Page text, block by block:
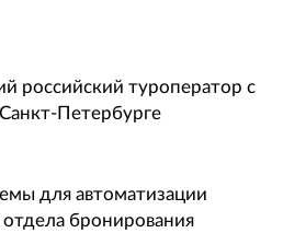
российский туроператор c
Петербурге
для автоматизации
бронирования